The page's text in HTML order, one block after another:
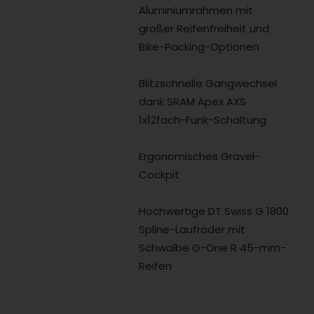
Aluminiumrahmen mit
großer Reifenfreiheit und
Bike-Packing-Optionen
Blitzschnelle Gangwechsel
dank SRAM Apex AXS
1x12fach-Funk-Schaltung
Ergonomisches Gravel-
Cockpit
Hochwertige DT Swiss G 1800
Spline-Laufräder mit
Schwalbe G-One R 45-mm-
Reifen